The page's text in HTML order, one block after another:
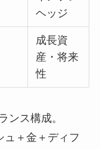
ヘッジ
成長資
産・将来
性
ンス構成。
ュ＋金＋ディフ